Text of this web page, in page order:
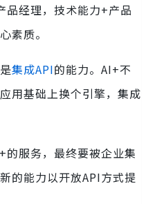
品经理，技术能力+产品
素质。
集成API的能力。AI+不
用基础上换个引擎，集成
的服务，最终要被企业集
的能力以开放API方式提